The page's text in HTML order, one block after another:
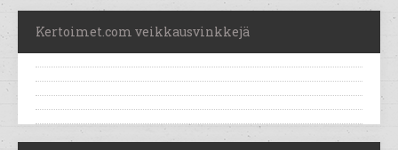
Kertoimet.com veikkausvinkkejä